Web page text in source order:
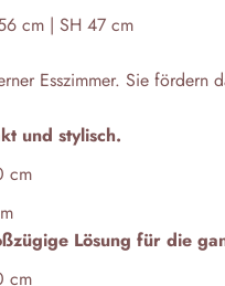
cm | SH 47 cm
Esszimmer. Sie fördern
und stylisch.
cm
Lösung für die
cm